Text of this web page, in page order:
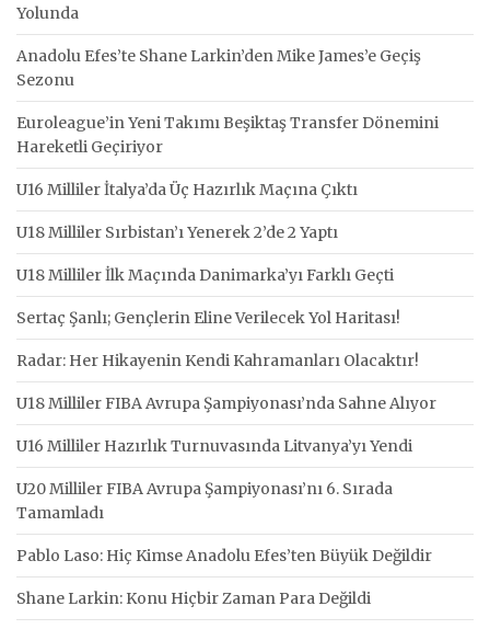
Yolunda
Anadolu Efes’te Shane Larkin’den Mike James’e Geçiş
Sezonu
Euroleague’in Yeni Takımı Beşiktaş Transfer Dönemini
Hareketli Geçiriyor
U16 Milliler İtalya’da Üç Hazırlık Maçına Çıktı
U18 Milliler Sırbistan’ı Yenerek 2’de 2 Yaptı
U18 Milliler İlk Maçında Danimarka’yı Farklı Geçti
Sertaç Şanlı; Gençlerin Eline Verilecek Yol Haritası!
Radar: Her Hikayenin Kendi Kahramanları Olacaktır!
U18 Milliler FIBA Avrupa Şampiyonası’nda Sahne Alıyor
U16 Milliler Hazırlık Turnuvasında Litvanya’yı Yendi
U20 Milliler FIBA Avrupa Şampiyonası’nı 6. Sırada
Tamamladı
Pablo Laso: Hiç Kimse Anadolu Efes’ten Büyük Değildir
Shane Larkin: Konu Hiçbir Zaman Para Değildi